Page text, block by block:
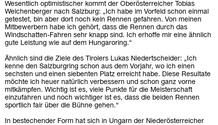
Wesentlich optimistischer kommt der Oberösterreicher Tobias
Weichenberger nach Salzburg: „Ich habe im Vorfeld schon einmal
getestet, bin aber dort noch kein Rennen gefahren. Von meinen
Mitbewerbern habe ich gehört, dass die Rennen durch das
Windschatten-Fahren sehr knapp sind. Ich erhoffe mir eine ähnlich
gute Leistung wie auf dem Hungaroring.“
Ähnlich sind die Ziele des Tirolers Lukas Niedertscheider: „Ich
kenne den Salzburgring schon aus dem Vorjahr, wo ich einen
sechsten und einen siebenten Platz erreicht habe. Diese Resultate
möchte ich heuer natürlich verbessern und schon ganz vorne
mitkämpfen. Wichtig ist es, viele Punkte für die Meisterschaft
einzufahren und noch wichtiger ist es, dass die beiden Rennen
sportlich fair über die Bühne gehen.“
In bestechender Form hat sich in Ungarn der Niederösterreicher